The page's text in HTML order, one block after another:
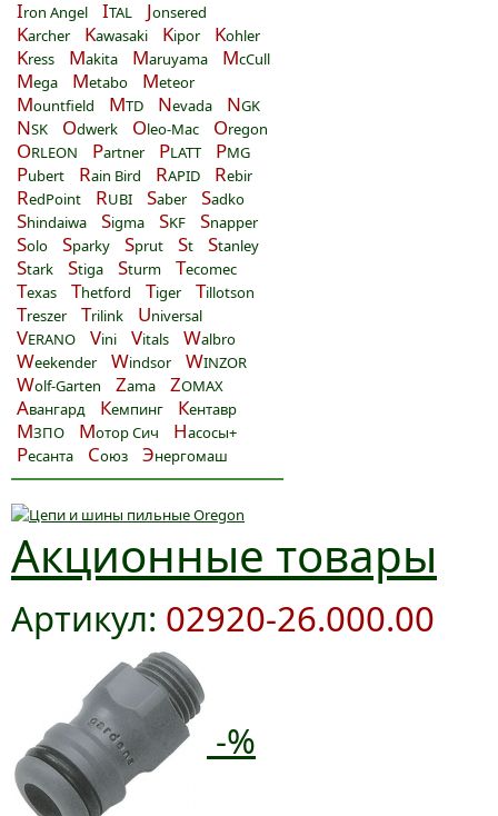
Iron Angel ITAL Jonsered
Karcher Kawasaki Kipor Kohler
Kress Makita Maruyama McCull
Mega Metabo Meteor
Mountfield MTD Nevada NGK
NSK Odwerk Oleo-Mac Oregon
ORLEON Partner PLATT PMG
Pubert Rain Bird RAPID Rebir
RedPoint RUBI Saber Sadko
Shindaiwa Sigma SKF Snapper
Solo Sparky Sprut St Stanley
Stark Stiga Sturm Tecomec
Texas Thetford Tiger Tillotson
Treszer Trilink Universal
VERANO Vini Vitals Walbro
Weekender Windsor WINZOR
Wolf-Garten Zama ZOMAX
Авангард Кемпинг Кентавр
МЗПО Мотор Сич Насосы+
Ресанта Союз Энергомаш
Акционные товары
Артикул: 02920-26.000.00
-%